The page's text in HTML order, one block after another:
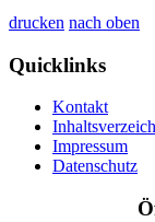
drucken nach oben
Quicklinks
Kontakt
Impressum
Datenschutz